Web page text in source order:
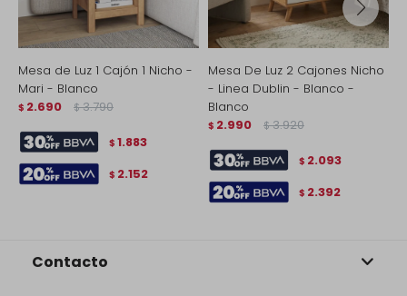
Mesa de Luz 1 Cajón 1 Nicho -
Mari - Blanco
$ 2.690 $ 3.790
$ 1.883
$ 2.152
Mesa De Luz 2 Cajones Nicho
- Linea Dublin - Blanco -
Blanco
$ 2.990 $ 3.920
$ 2.093
$ 2.392
Contacto